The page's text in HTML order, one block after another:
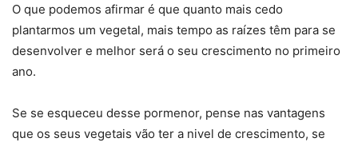
O que podemos afirmar é que quanto mais cedo
plantarmos um vegetal, mais tempo as raízes têm para se
desenvolver e melhor será o seu crescimento no primeiro
ano.
Se se esqueceu desse pormenor, pense nas vantagens
que os seus vegetais vão ter a nivel de crescimento, se